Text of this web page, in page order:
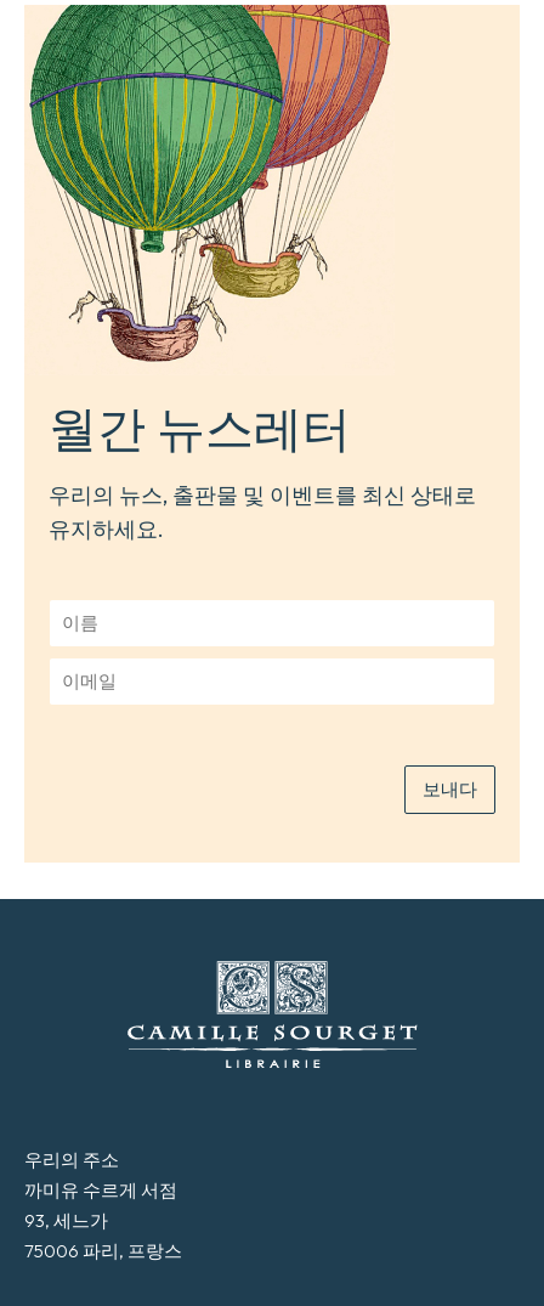
월간 뉴스레터
우리의 뉴스, 출판물 및 이벤트를 최신 상태로
유지하세요.
름
*
메
보내다
우리의 주소
까미유 수르게 서점
93, 세느가
75006 파리, 프랑스